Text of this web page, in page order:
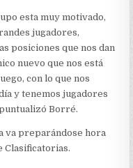
esta muy motivado,
jugadores,
posiciones que nos dan
nuevo que nos está
con lo que nos
y tenemos jugadores
Borré.
va preparándose hora
Clasificatorias.